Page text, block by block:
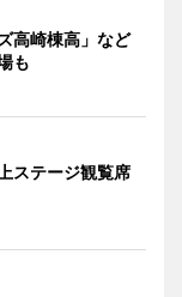
高崎棟高」など
も
ステージ観覧席